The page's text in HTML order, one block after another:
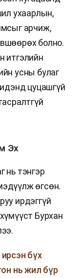
ухаарлын,
арчиж,
болно.
итгэлийн
усны булаг
цуцашгүй
Эх
нь тэнгэр
өгсөн.
ирдэггүй
Бурхан
бүх
нь жил бүр